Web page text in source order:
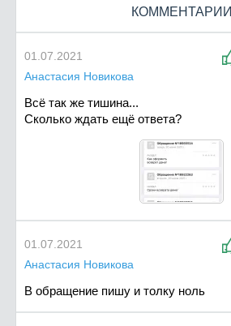
КОММЕНТАРИИ
01.07.2021
Анастасия Новикова
Всё так же тишина...
Сколько ждать ещё ответа?
01.07.2021
Анастасия Новикова
В обращение пишу и толку ноль